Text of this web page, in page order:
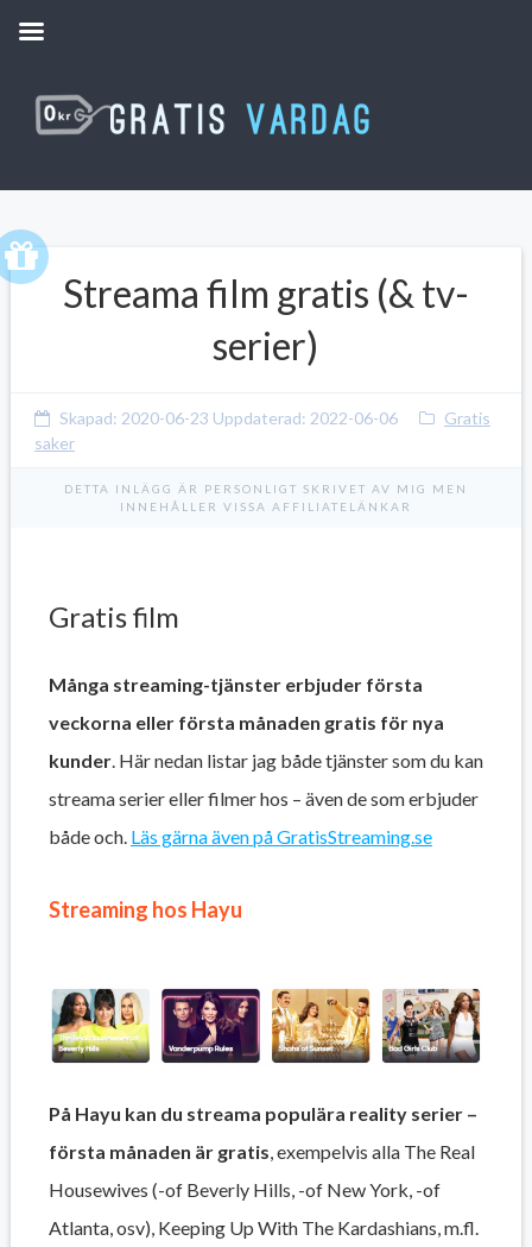
Streama film gratis (& tv-
serier)
Skapad: 2020-06-23 Uppdaterad: 2022-06-06
Gratis
saker
DETTA INLÄGG ÄR PERSONLIGT SKRIVET AV MIG MEN
INNEHÅLLER VISSA AFFILIATELÄNKAR
Gratis film
Många streaming-tjänster erbjuder första
veckorna eller första månaden gratis för nya
kunder. Här nedan listar jag både tjänster som du kan
streama serier eller filmer hos – även de som erbjuder
både och. Läs gärna även på GratisStreaming.se
Streaming hos Hayu
På Hayu kan du streama populära reality serier –
första månaden är gratis, exempelvis alla The Real
Housewives (-of Beverly Hills, -of New York, -of
Atlanta, osv), Keeping Up With The Kardashians, m.fl.